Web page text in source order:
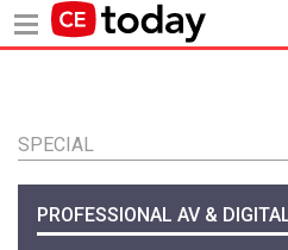
Inhalt
SPECIAL
PROFESSIONAL AV &